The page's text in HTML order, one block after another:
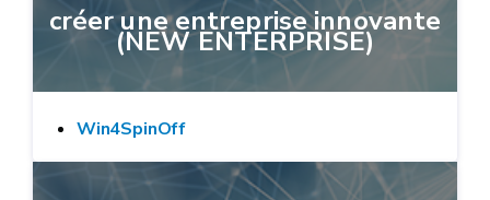
créer une entreprise innovante
(NEW ENTERPRISE)
Win4SpinOff